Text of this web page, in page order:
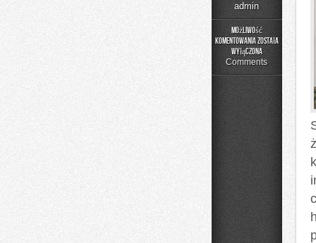
admin
Możliwość
komentowania
Czytelnicze
Artykuły
została
wyłączona
Comments